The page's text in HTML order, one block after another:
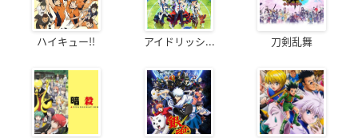
ハイキュー!! アイドリッシ... 刀剣乱舞